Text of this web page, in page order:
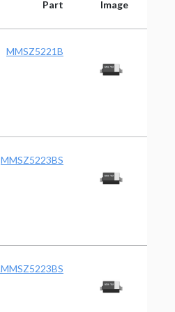
Image
Part Image
Part
MMSZ5221B
MMSZ5223BS
MMSZ5223BS.